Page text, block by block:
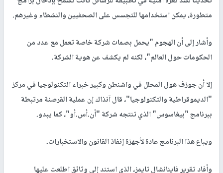
متطورة، يمكن استخدامها للتجسس على الصحفيين والنشطاء وغيرهم.
وأشار إلى أن الهجوم "يحمل بصمات شركة خاصة تعمل مع عدد من
الحكومات حول العالم"، لكنه لم يكشف عن هوية الشركة.
إلا أن جوزف هول المحلل في واشنطن وكبير خبراء التكنولوجيا في مركز
"الديموقراطية والتكنولوجيا"، قال آنذاك إن عملية القرصنة مرتبطة
ببرنامج "بيغاسوس" الذي تنتجه شركة "أن.أس.أو"، كما يبدو.
ويباع هذا البرنامج عادة لأجهزة إنفاذ القانون والاستخبارات.
وأفاد تقرير فاينانشال تايمز، الذي استند إلى وثائق اطلعت عليها